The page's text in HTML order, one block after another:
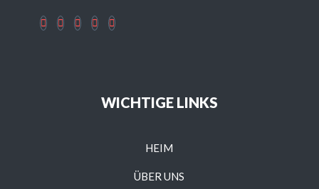
WICHTIGE LINKS
HEIM
ÜBER UNS